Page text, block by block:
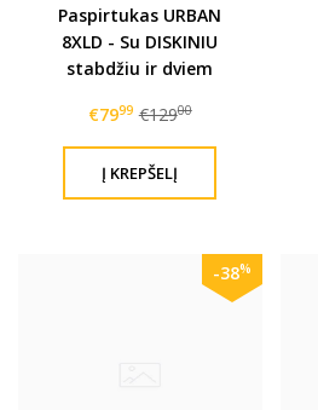
Paspirtukas URBAN
8XLD - Su DISKINIU
stabdžiu ir dviem
€7999 €12900
-38%